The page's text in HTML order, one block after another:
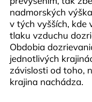
nadmorských
v tých vyšších, kde
tlaku vzduchu
Obdobia
jednotlivých
závislosti od toho,
krajina nachádza.
O
d
p
o
r
ú